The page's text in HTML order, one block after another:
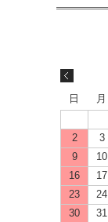
日 月
2
3
9
10
16
17
23
24
30
31